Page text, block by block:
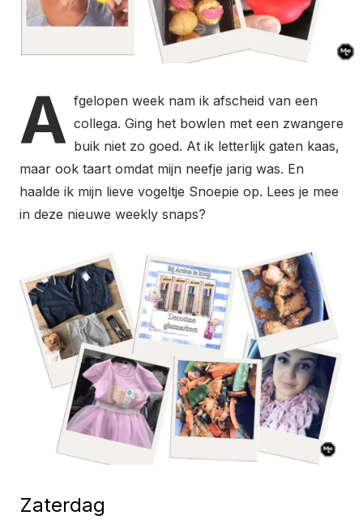
A fgelopen week nam ik afscheid van een
collega. Ging het bowlen met een zwangere
buik niet zo goed. At ik letterlijk gaten kaas,
maar ook taart omdat mijn neefje jarig was. En
haalde ik mijn lieve vogeltje Snoepie op. Lees je mee
in deze nieuwe weekly snaps?
Zaterdag